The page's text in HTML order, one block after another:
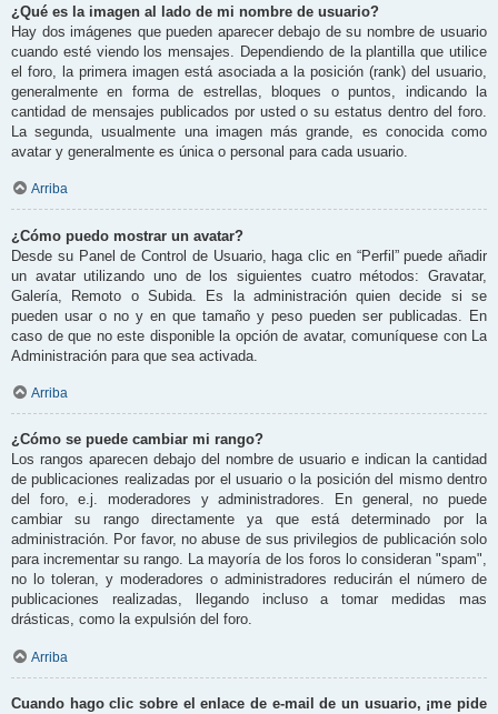
¿Qué es la imagen al lado de mi nombre de usuario?
Hay dos imágenes que pueden aparecer debajo de su nombre de usuario
cuando esté viendo los mensajes. Dependiendo de la plantilla que utilice
el foro, la primera imagen está asociada a la posición (rank) del usuario,
generalmente en forma de estrellas, bloques o puntos, indicando la
cantidad de mensajes publicados por usted o su estatus dentro del foro.
La segunda, usualmente una imagen más grande, es conocida como
avatar y generalmente es única o personal para cada usuario.
Arriba
¿Cómo puedo mostrar un avatar?
Desde su Panel de Control de Usuario, haga clic en “Perfil” puede añadir
un avatar utilizando uno de los siguientes cuatro métodos: Gravatar,
Galería, Remoto o Subida. Es la administración quien decide si se
pueden usar o no y en que tamaño y peso pueden ser publicadas. En
caso de que no este disponible la opción de avatar, comuníquese con La
Administración para que sea activada.
Arriba
¿Cómo se puede cambiar mi rango?
Los rangos aparecen debajo del nombre de usuario e indican la cantidad
de publicaciones realizadas por el usuario o la posición del mismo dentro
del foro, e.j. moderadores y administradores. En general, no puede
cambiar su rango directamente ya que está determinado por la
administración. Por favor, no abuse de sus privilegios de publicación solo
para incrementar su rango. La mayoría de los foros lo consideran "spam",
no lo toleran, y moderadores o administradores reducirán el número de
publicaciones realizadas, llegando incluso a tomar medidas mas
drásticas, como la expulsión del foro.
Arriba
Cuando hago clic sobre el enlace de e-mail de un usuario, ¡me pide